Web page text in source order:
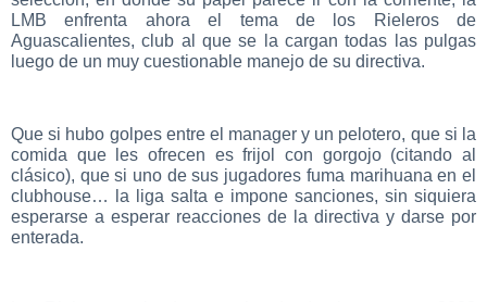
LMB enfrenta ahora el tema de los Rieleros de
Aguascalientes, club al que se la cargan todas las pulgas
luego de un muy cuestionable manejo de su directiva.
Que si hubo golpes entre el manager y un pelotero, que si la
comida que les ofrecen es frijol con gorgojo (citando al
clásico), que si uno de sus jugadores fuma marihuana en el
clubhouse… la liga salta e impone sanciones, sin siquiera
esperarse a esperar reacciones de la directiva y darse por
enterada.